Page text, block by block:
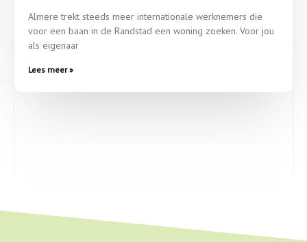
Almere trekt steeds meer internationale werknemers die
voor een baan in de Randstad een woning zoeken. Voor jou
als eigenaar
Lees meer »